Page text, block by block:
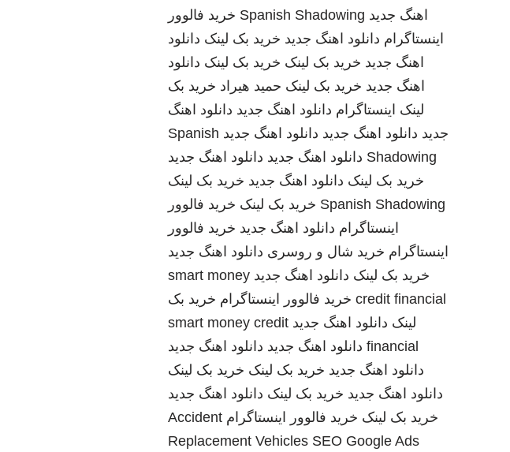
اهنگ جدید Spanish Shadowing خرید فالوور
اینستاگرام دانلود اهنگ جدید خرید بک لینک دانلود
اهنگ جدید خرید بک لینک خرید بک لینک دانلود
اهنگ جدید خرید بک لینک حمید هیراد خرید بک
لینک اینستاگرام دانلود اهنگ جدید دانلود اهنگ
جدید دانلود اهنگ جدید دانلود اهنگ جدید Spanish
Shadowing دانلود اهنگ جدید دانلود اهنگ جدید
خرید بک لینک دانلود اهنگ جدید خرید بک لینک
Spanish Shadowing خرید بک لینک خرید فالوور
اینستاگرام دانلود اهنگ جدید خرید فالوور
اینستاگرام خرید شال و روسری دانلود اهنگ جدید
خرید بک لینک دانلود اهنگ جدید smart money
credit financial خرید فالوور اینستاگرام خرید بک
لینک دانلود اهنگ جدید smart money credit
financial دانلود اهنگ جدید دانلود اهنگ جدید
دانلود اهنگ جدید خرید بک لینک خرید بک لینک
دانلود اهنگ جدید خرید بک لینک دانلود اهنگ جدید
خرید بک لینک خرید فالوور اینستاگرام Accident
Replacement Vehicles SEO Google Ads